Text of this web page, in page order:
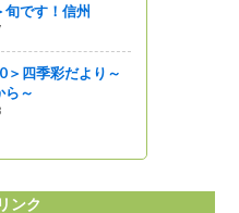
旬です！信州
＞四季彩だより～
ら～
ンク